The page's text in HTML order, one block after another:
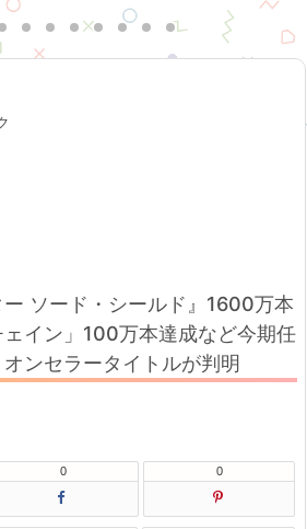
ー ソード・シールド』1600万本
イン」100万本達成など今期任
ンセラータイトルが判明
0 0